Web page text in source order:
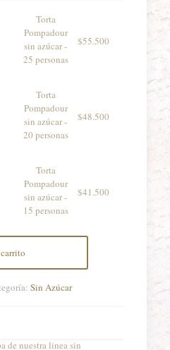
Torta
Pompadour
sin azúcar -
25 personas
$55.500
Torta
Pompadour
sin azúcar -
20 personas
$48.500
Torta
Pompadour
sin azúcar -
15 personas
$41.500
Sin Azúcar
de nuestra linea sin